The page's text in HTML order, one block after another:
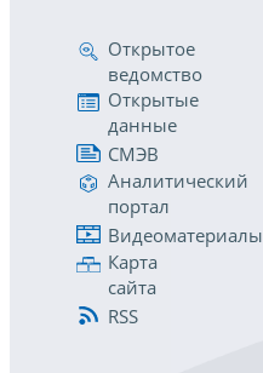
Открытое
ведомство
Открытые
данные
СМЭВ
Аналитический
портал
Видеоматериалы
Карта
сайта
RSS